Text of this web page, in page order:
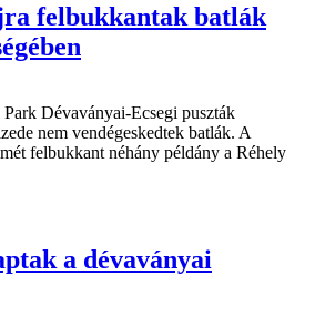
felbukkantak batlák
Dévaványai-Ecsegi puszták
nem vendégeskedtek batlák. A
felbukkant néhány példány a Réhely
a dévaványai